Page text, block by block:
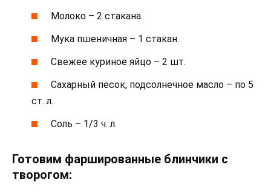
Молоко – 2 стакана.
Мука пшеничная – 1 стакан.
Свежее куриное яйцо – 2 шт.
Сахарный песок, подсолнечное масло – по 5
ст. л.
Соль – 1/3 ч. л.
Готовим фаршированные блинчики с
творогом: